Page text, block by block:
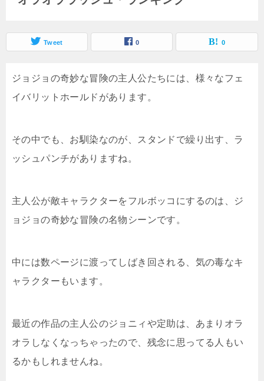
Tweet 0 0
ジョジョの奇妙な冒険の主人公たちには、様々なフェ
イバリットホールドがあります。
その中でも、お馴染なのが、スタンドで繰り出す、ラ
ッシュパンチがありますね。
主人公が敵キャラクターをフルボッコにするのは、ジ
ョジョの奇妙な冒険の名物シーンです。
中には数ページに渡ってしばき回される、気の毒なキ
ャラクターもいます。
最近の作品の主人公のジョニィや定助は、あまりオラ
オラしなくなっちゃったので、残念に思ってる人もい
るかもしれませんね。